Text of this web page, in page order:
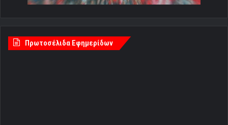
Πρωτοσέλιδα Εφημερίδων